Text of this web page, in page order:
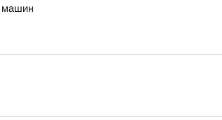
машин